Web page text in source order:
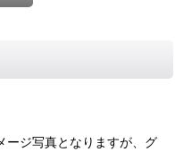
ージ写真となりますが、グ